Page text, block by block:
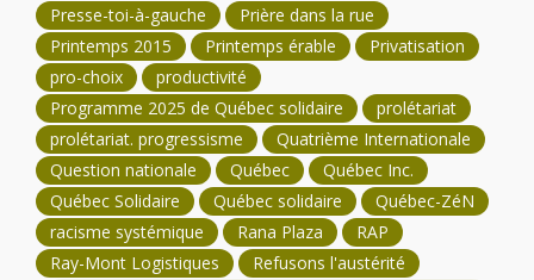
Presse-toi-à-gauche
Prière dans la rue
Printemps 2015
Printemps érable
Privatisation
pro-choix
productivité
Programme 2025 de Québec solidaire
prolétariat
prolétariat. progressisme
Quatrième Internationale
Question nationale
Québec
Québec Inc.
Québec Solidaire
Québec solidaire
Québec-ZéN
racisme systémique
Rana Plaza
RAP
Ray-Mont Logistiques
Refusons l'austérité